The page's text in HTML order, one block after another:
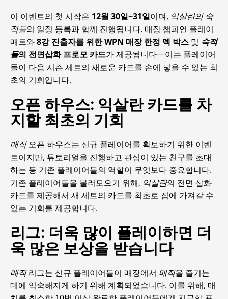
이 이벤트의 첫 시작은 12월 30일~31일이며, 익살란의 숙
적들의 일정 등록과 함께 진행됩니다. 매장 챔피언 플레이
매트와8강 진출자를 위한 WPN 매장 한정 덱 박스 및 숙적
들의 전면삽화 프로모 카드가 제공됩니다—이는 플레이어
들이 다음 시즌 세트의 새로운 카드를 손에 넣을 수 있는 최
초의 기회입니다.
오픈 하우스: 익살란 카드를 차
지할 최초의 기회
매직오픈 하우스는 신규 플레이어를 확보하기 위한 이벤
트이지만, 튜토리얼을 진행하고 관심이 있는 친구를 초대
하는 등 기존 플레이어들의 역할이 무엇보다 중요합니다.
기존 플레이어들을 불러모으기 위해, 익살란의 전면 삽화
카드를 제공해서 새 세트의 카드를 최초로 집에 가져갈 수
있는 기회를 제공합니다.
리그: 더욱 많이 플레이하면 더
욱 많은 보상을 받습니다
매직리그는 신규 플레이어들이 매장에서 매직을 즐기는
데에 익숙해지게 하기 위해 계획되었습니다. 이를 위해, 매